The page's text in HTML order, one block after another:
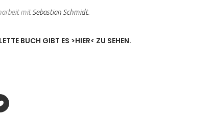
mitSebastian Schmidt.
BUCH GIBT ES >HIER< ZU SEHEN.